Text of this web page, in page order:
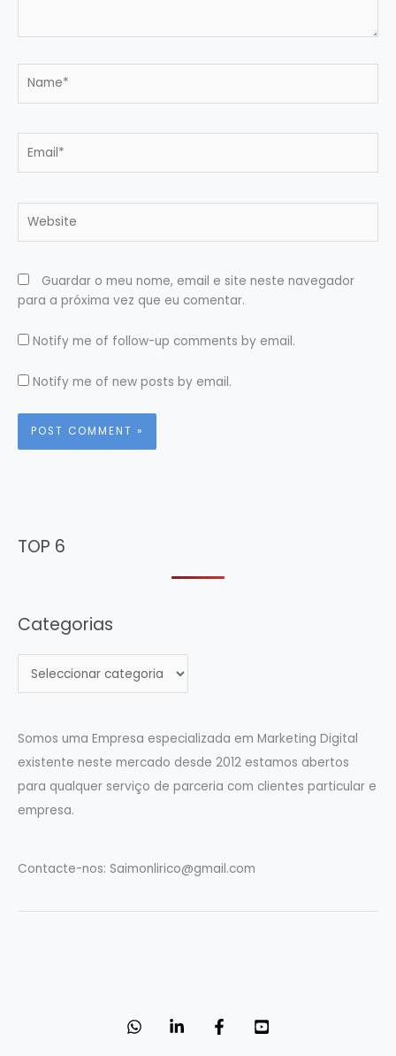
Guardar o meu nome, email e site neste navegador
para a próxima vez que eu comentar.
Notify me of follow-up comments by email.
Notify me of new posts by email.
TOP 6
Categorias
a
e
g
o
r
Somos uma Empresa especializada em Marketing Digital
existente neste mercado desde 2012 estamos abertos
para qualquer serviço de parceria com clientes particular e
empresa.
Contacte-nos: Saimonlirico@gmail.com